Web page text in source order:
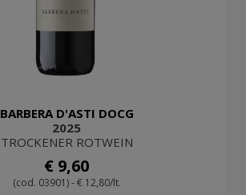
BARBERA D'ASTI DOCG
2025
TROCKENER ROTWEIN
€ 9,60
(cod. 03901) - € 12,80/lt.